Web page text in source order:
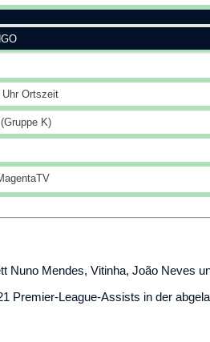
Ortszeit
K)
Mendes, Vitinha, João Neves
League-Assists in der